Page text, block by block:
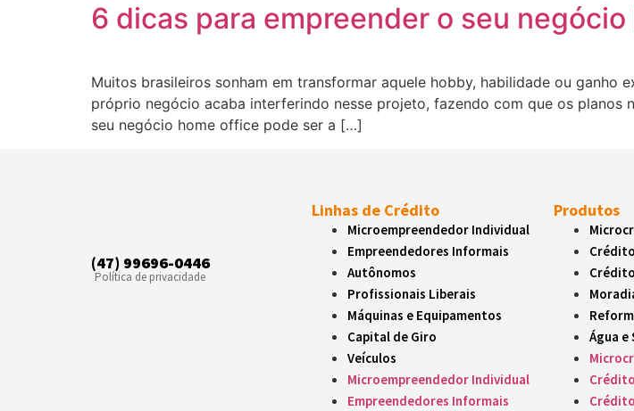
6 dicas para empreender o seu
Muitos brasileiros sonham em transformar aquele hobby, habilidade ou ganho
próprio negócio acaba interferindo nesse projeto, fazendo com que os planos
seu negócio home office pode ser a […]
(47) 99696-0446
Política de privacidade
Linhas de Crédito
Microempreendedor Individual
Empreendedores Informais
Autônomos
Profissionais Liberais
Máquinas e Equipamentos
Capital de Giro
Veículos
Microempreendedor Individual
Empreendedores Informais
Produtos
Água e